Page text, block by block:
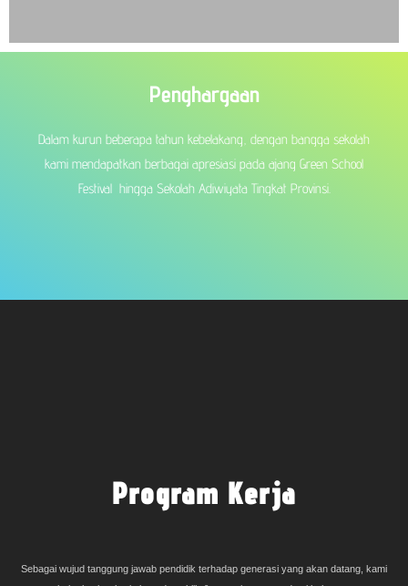
Penghargaan
Dalam kurun beberapa tahun kebelakang, dengan bangga sekolah
kami mendapatkan berbagai apresiasi pada ajang Green School
Festival hingga Sekolah Adiwiyata Tingkat Provinsi.
Program Kerja
Sebagai wujud tanggung jawab pendidik terhadap generasi yang akan datang, kami